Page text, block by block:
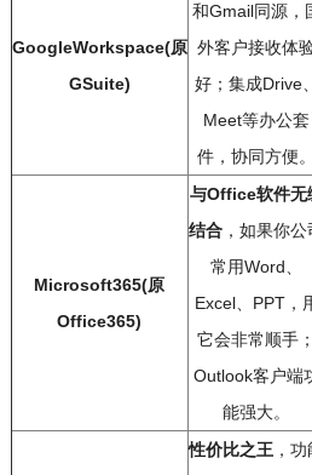
GoogleWorkspace(原
GSuite)
和Gmail同源，
外客户接收体
好；集成Drive、
Meet等办公套
件，协同方便。
Microsoft365(原
Office365)
与Office软件无
结合 ，如果你公
常用Word、
Excel、PPT，
它会非常顺手；
Outlook客户端
能强大。
性价比之王 ，